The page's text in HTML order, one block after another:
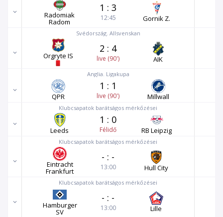
Radomiak
Radom
1 : 3
12:45 Gornik Z.
Svédország. Allsvenskan
Orgryte IS
2 : 4
live (90') AIK
Anglia. Ligakupa
QPR
1 : 1
live (90') Millwall
Klubcsapatok barátságos mérkőzései
Leeds
1 : 0
Félidő RB Leipzig
Klubcsapatok barátságos mérkőzései
Eintracht
Frankfurt
- : -
13:00 Hull City
Klubcsapatok barátságos mérkőzései
Hamburger
SV
- : -
13:00 Lille